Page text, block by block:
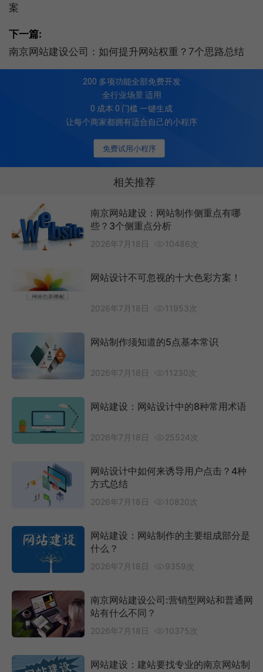
案
下一篇:
南京网站建设公司：如何提升网站权重？7个思路总结
免费试用小程序
200 多项功能全部免费开发
全行业场景 适用
0 成本 0 门槛 一键生成
让每个商家都拥有适合自己的小程序
相关推荐
南京网站建设：网站制作侧重点有哪
些？3个侧重点分析
2026年7月18日 10486次
网站设计不可忽视的十大色彩方案！
2026年7月18日 11953次
网站制作须知道的5点基本常识
2026年7月18日 11230次
网站建设：网站设计中的8种常用术语
2026年7月18日 25524次
网站设计中如何来诱导用户点击？4种
方式总结
2026年7月18日 10820次
网站建设：网站制作的主要组成部分是
什么？
2026年7月18日 9359次
南京网站建设公司:营销型网站和普通网
站有什么不同？
2026年7月18日 10375次
网站建设：建站要找专业的南京网站制